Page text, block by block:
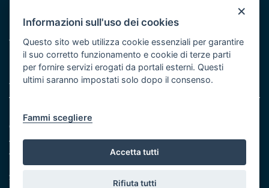
Protezione civile
Vai al sito di Protezione Civile Puglia
Iniziativa finanziata con risorse del POR Puglia 2014/2020 -
Asse XI
Note legali
Cookie e privacy
Amministrazione trasparente
Atti di notifica
Feed RSS
Servizi Intranet
×
Informazioni sull'uso dei cookies
Questo sito web utilizza cookie essenziali per garantire
il suo corretto funzionamento e cookie di terze parti
per fornire servizi erogati da portali esterni. Questi
ultimi saranno impostati solo dopo il consenso.
Fammi scegliere
Accetta tutti
Rifiuta tutti